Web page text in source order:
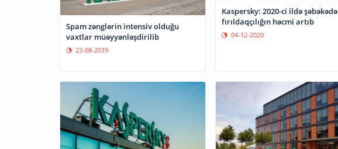
Spam zənglərin intensiv olduğu
vaxtlar müəyyənləşdirilib
23-08-2019
Kaspersky: 2020-ci ildə şəbəkədə
fırıldaqçılığın həcmi artıb
04-12-2020